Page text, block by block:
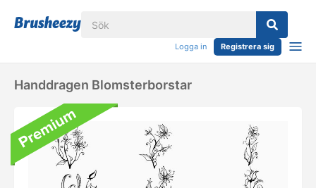
Logga in Registrera sig
Handdragen Blomsterborstar